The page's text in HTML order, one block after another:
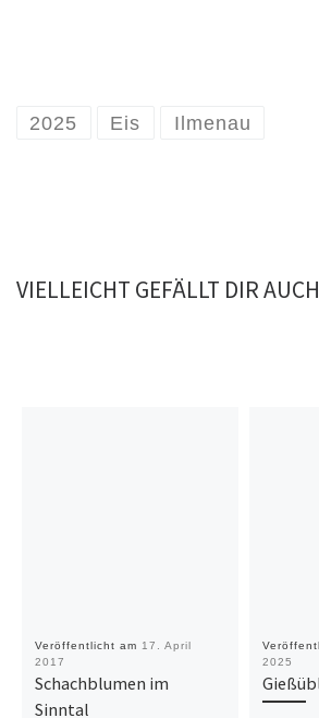
2025 Eis Ilmenau
VIELLEICHT GEFÄLLT DIR AUCH
Veröffentlicht am 17. April
2017
Schachblumen im
Sinntal
2025